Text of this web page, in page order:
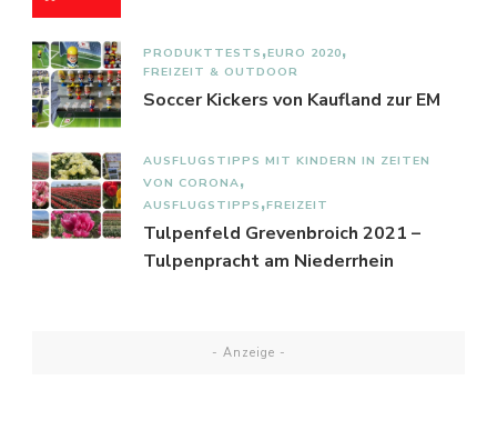
PRODUKTTESTS EURO 2020
FREIZEIT & OUTDOOR
Soccer Kickers von Kaufland zur EM
AUSFLUGSTIPPS MIT KINDERN IN ZEITEN
VON CORONA
AUSFLUGSTIPPS FREIZEIT
Tulpenfeld Grevenbroich 2021 –
Tulpenpracht am Niederrhein
- Anzeige -